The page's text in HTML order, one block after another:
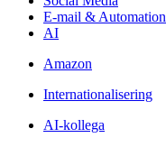
E-mail & Automation
AI
Amazon
Internationalisering
AI-kollega